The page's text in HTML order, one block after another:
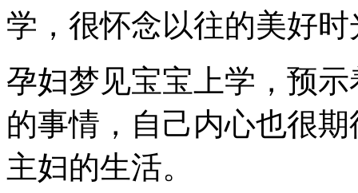
学，很怀念以往的美好时
孕妇梦见宝宝上学，预
的事情，自己内心也很
主妇的生活。